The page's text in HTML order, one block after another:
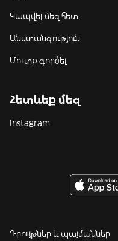
Կապվել մեզ հետ
Անվտանգություն
Մուտք գործել
Հետևեք մեզ
Instagram
Դրույթներ և պայմաններ